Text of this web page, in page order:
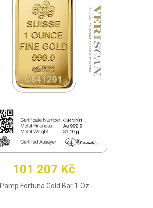
101 207 Kč
Pamp Fortuna Gold Bar 1 Oz